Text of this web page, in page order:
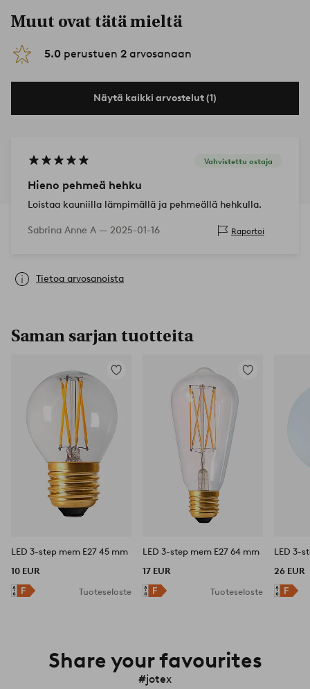
Muut ovat tätä mieltä
5.0 perustuen 2 arvosanaan
Näytä kaikki arvostelut (1)
Vahvistettu ostaja
Hieno pehmeä hehku
Loistaa kauniilla lämpimällä ja pehmeällä hehkulla.
Sabrina Anne A — 2025-01-16 Raportoi
Tietoa arvosanoista
Saman sarjan tuotteita
Lisää
LED 3-step mem E27 45 mm
10 EUR
Tuoteseloste
Lisää
LED 3-step mem E27 64 mm
17 EUR
Tuoteseloste
LED 3-
26 EUR
Share your favourites
#jotex